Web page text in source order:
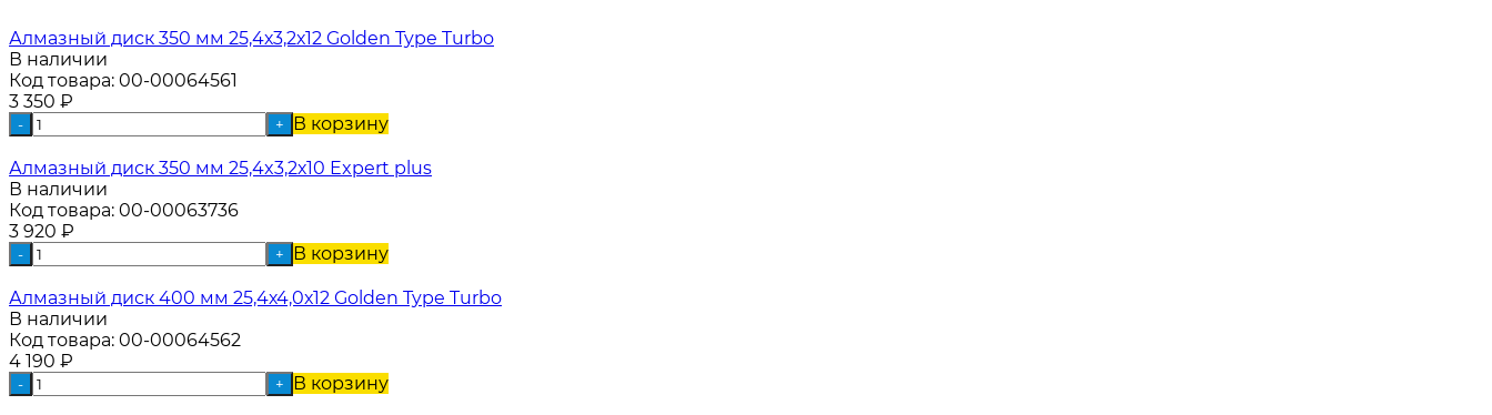
Алмазный диск 350 мм 25,4х3,2х12 Golden Type Turbo
В наличии
Код товара: 00-00064561
3 350 ₽
- + В корзину
Алмазный диск 350 мм 25,4x3,2х10 Expert plus
В наличии
Код товара: 00-00063736
3 920 ₽
- + В корзину
Алмазный диск 400 мм 25,4х4,0х12 Golden Type Turbo
В наличии
Код товара: 00-00064562
4 190 ₽
- + В корзину